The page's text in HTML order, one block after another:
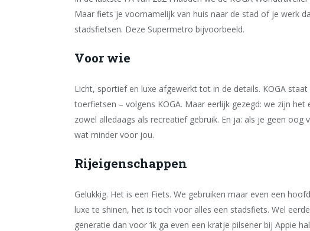
Maar fiets je voornamelijk van huis naar de stad of je werk
stadsfietsen. Deze Supermetro bijvoorbeeld.
Voor wie
Licht, sportief en luxe afgewerkt tot in de details. KOGA
toerfietsen – volgens KOGA. Maar eerlijk gezegd: we zijn
zowel alledaags als recreatief gebruik. En ja: als je geen oog
wat minder voor jou.
Rijeigenschappen
Gelukkig. Het is een Fiets. We gebruiken maar even een
luxe te shinen, het is toch voor alles een stadsfiets. Wel
generatie dan voor ‘ik ga even een kratje pilsener bij Appie